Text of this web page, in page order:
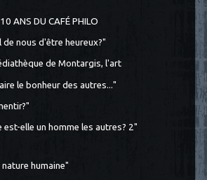
ANS DU CAFÉ PHILO
de nous d'être heureux?"
de Montargis, l'art
le bonheur des autres..."
est-elle un homme les autres? 2"
humaine"